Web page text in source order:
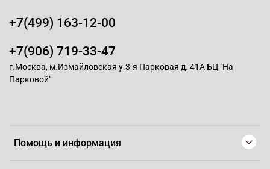
Помощь и информация
+7(499) 163-12-00
+7(906) 719-33-47
г.Москва, м.Измайловская у.3-я Парковая д. 41А БЦ "На
Парковой"